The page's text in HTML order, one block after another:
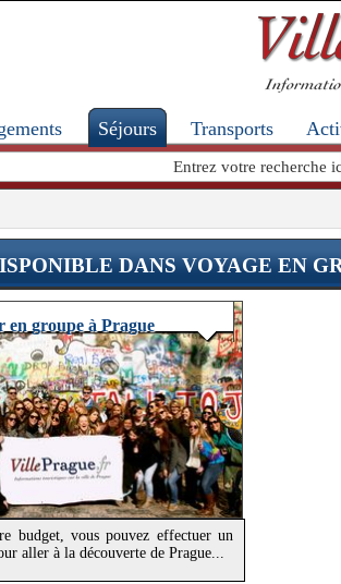
Séjours Transports
DANS VOYAGE EN
en groupe à Prague
budget, vous pouvez effectuer un
aller à la découverte de Prague...